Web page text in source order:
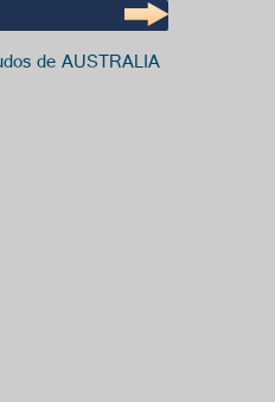
de AUSTRALIA